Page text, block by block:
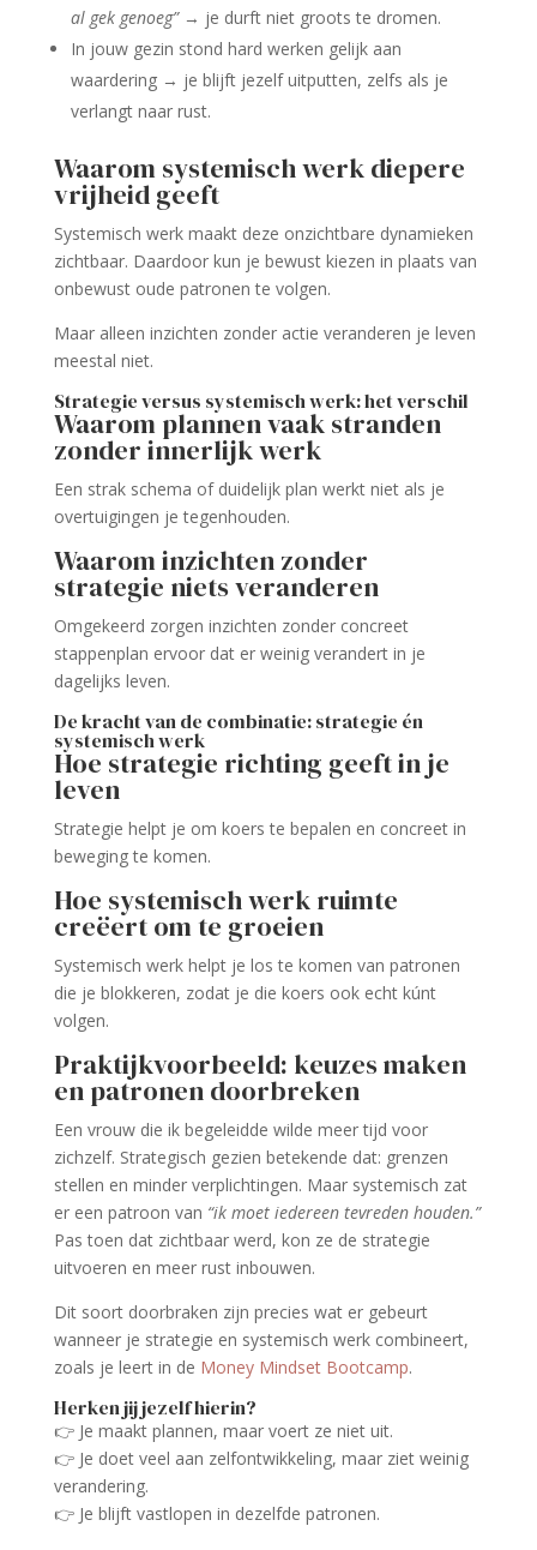
al gek genoeg”→ je durft niet groots te dromen.
In jouw gezin stond hard werken gelijk aan
waardering → je blijft jezelf uitputten, zelfs als je
verlangt naar rust.
Waarom systemisch werk diepere
vrijheid geeft
Systemisch werk maakt deze onzichtbare dynamieken
zichtbaar. Daardoor kun je bewust kiezen in plaats van
onbewust oude patronen te volgen.
Maar alleen inzichten zonder actie veranderen je leven
meestal niet.
Strategie versus systemisch werk: het verschil
Waarom plannen vaak stranden
zonder innerlijk werk
Een strak schema of duidelijk plan werkt niet als je
overtuigingen je tegenhouden.
Waarom inzichten zonder
strategie niets veranderen
Omgekeerd zorgen inzichten zonder concreet
stappenplan ervoor dat er weinig verandert in je
dagelijks leven.
De kracht van de combinatie: strategie én
systemisch werk
Hoe strategie richting geeft in je
leven
Strategie helpt je om koers te bepalen en concreet in
beweging te komen.
Hoe systemisch werk ruimte
creëert om te groeien
Systemisch werk helpt je los te komen van patronen
die je blokkeren, zodat je die koers ook echt kúnt
volgen.
Praktijkvoorbeeld: keuzes maken
en patronen doorbreken
Een vrouw die ik begeleidde wilde meer tijd voor
zichzelf. Strategisch gezien betekende dat: grenzen
stellen en minder verplichtingen. Maar systemisch zat
er een patroon van “ik moet iedereen tevreden houden.”
Pas toen dat zichtbaar werd, kon ze de strategie
uitvoeren en meer rust inbouwen.
Dit soort doorbraken zijn precies wat er gebeurt
wanneer je strategie en systemisch werk combineert,
zoals je leert in de Money Mindset Bootcamp.
Herken jij jezelf hierin?
👉 Je maakt plannen, maar voert ze niet uit.
👉 Je doet veel aan zelfontwikkeling, maar ziet weinig
verandering.
👉 Je blijft vastlopen in dezelfde patronen.